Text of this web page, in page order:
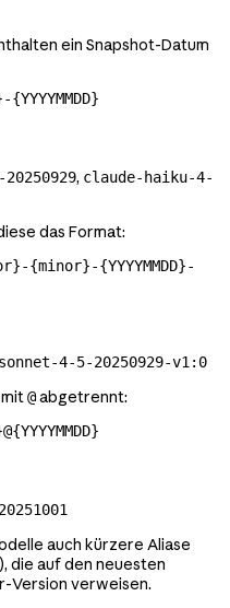
ein Snapshot-Datum
, claude-haiku-4-
das Format:
{minor}-{YYYYMMDD}-
4-5-20250929-v1:0
@abgetrennt:
auch kürzere Aliase
), die auf den neuesten
Version verweisen.